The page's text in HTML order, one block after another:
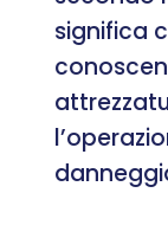
significa